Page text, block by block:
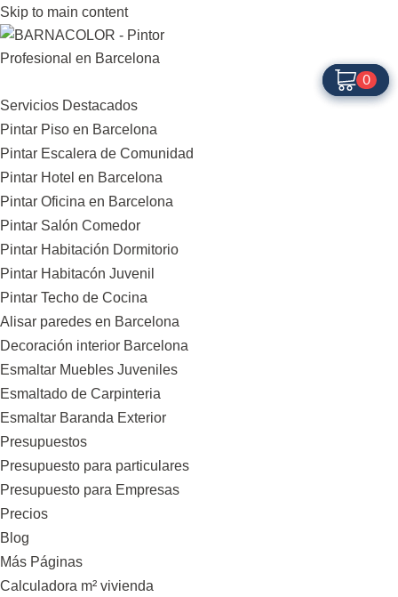
Skip to main content
0
Servicios Destacados
Pintar Piso en Barcelona
Pintar Escalera de Comunidad
Pintar Hotel en Barcelona
Pintar Oficina en Barcelona
Pintar Salón Comedor
Pintar Habitación Dormitorio
Pintar Habitacón Juvenil
Pintar Techo de Cocina
Alisar paredes en Barcelona
Decoración interior Barcelona
Esmaltar Muebles Juveniles
Esmaltado de Carpinteria
Esmaltar Baranda Exterior
Presupuestos
Presupuesto para particulares
Presupuesto para Empresas
Precios
Blog
Más Páginas
Calculadora m² vivienda
0